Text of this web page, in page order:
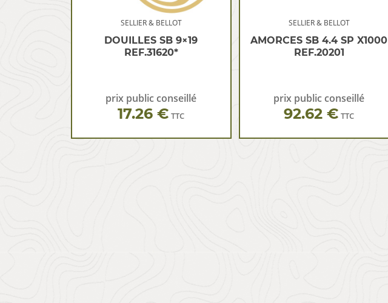
SELLIER & BELLOT
DOUILLES SB 9×19
REF.31620*
prix public conseillé
17.26 € TTC
SELLIER & BELLOT
AMORCES SB 4.4 SP X1000
REF.20201
prix public conseillé
92.62 € TTC